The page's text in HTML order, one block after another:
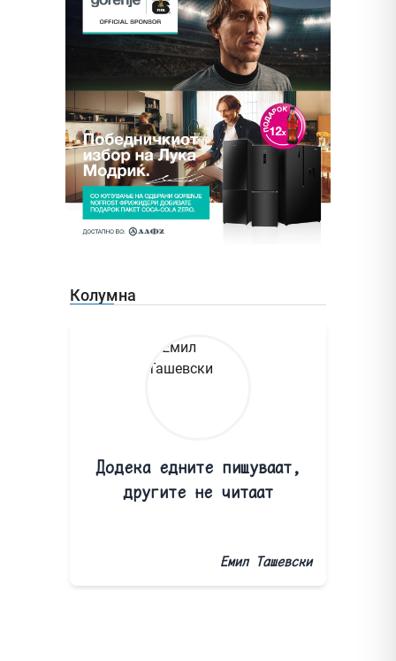
Колумна
Додека едните пишуваат,
другите не читаат
Емил Ташевски